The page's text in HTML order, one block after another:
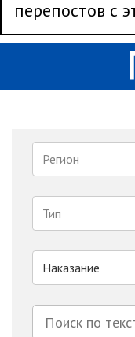
перепостов с
Регион
Тип
Наказание